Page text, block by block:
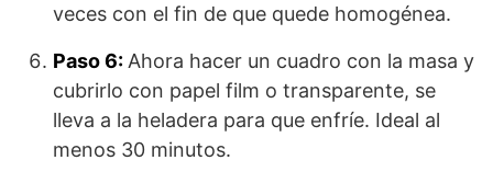
veces con el fin de que quede homogénea.
Paso 6: Ahora hacer un cuadro con la masa y
cubrirlo con papel film o transparente, se
lleva a la heladera para que enfríe. Ideal al
menos 30 minutos.